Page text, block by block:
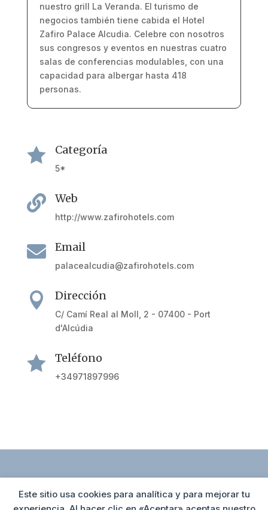
Este sitio usa cookies para analítica y para mejorar tu
nuestro grill La Veranda. El turismo de
negocios también tiene cabida el Hotel
Zafiro Palace Alcudia. Celebre con nosotros
sus congresos y eventos en nuestras cuatro
salas de conferencias modulables, con una
capacidad para albergar hasta 418
personas.
 Categoría
5*
 Web
http://www.zafirohotels.com
 Email
palacealcudia@zafirohotels.com
 Dirección
C/ Camí Real al Moll, 2 - 07400 - Port
d'Alcúdia
 Teléfono
+34971897996
Política de cookies Agrupación Hotelera de Alcúdia